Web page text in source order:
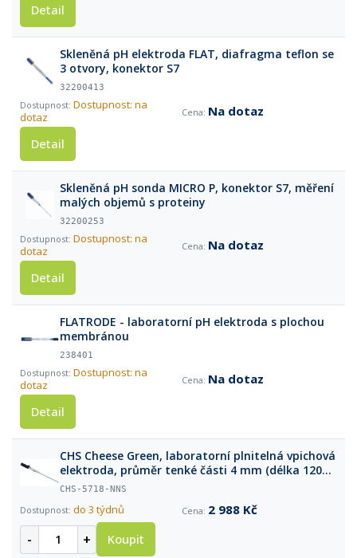
Detail
Skleněná pH elektroda FLAT, diafragma teflon se
3 otvory, konektor S7
32200413
Dostupnost: na
dotaz
Na dotaz
Detail
Skleněná pH sonda MICRO P, konektor S7, měření
malých objemů s proteiny
32200253
Dostupnost: na
dotaz
Na dotaz
Detail
FLATRODE - laboratorní pH elektroda s plochou
membránou
238401
Dostupnost: na
dotaz
Na dotaz
Detail
CHS Cheese Green, laboratorní plnitelná vpichová
elektroda, průměr tenké části 4 mm (délka 120
mm), konektor S7
CHS-5718-NNS
do 3 týdnů 2 988 Kč
- + Koupit